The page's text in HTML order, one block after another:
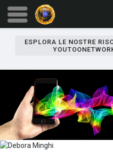
ESPLORA LE NOSTRE